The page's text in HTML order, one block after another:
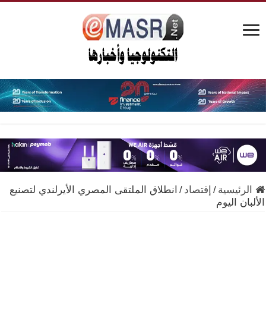
الرئيسية / إقتصاد / انطلاق الملتقى المصري الأيرلندي لتصنيع
الألبان اليوم